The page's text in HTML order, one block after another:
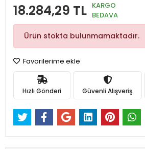
18.284,29 TL KARGO
BEDAVA
Ürün stokta bulunmamaktadır.
Favorilerime ekle
Hızlı Gönderi Güvenli Alışveriş